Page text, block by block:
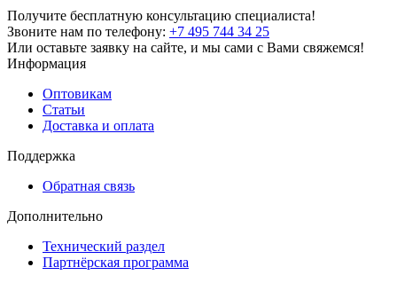
Получите бесплатную консультацию специалиста!
Звоните нам по телефону: +7 495 744 34 25
Или оставьте заявку на сайте, и мы сами с Вами свяжемся!
Информация
Оптовикам
Статьи
Доставка и оплата
Поддержка
Обратная связь
Дополнительно
Технический раздел
Партнёрская программа